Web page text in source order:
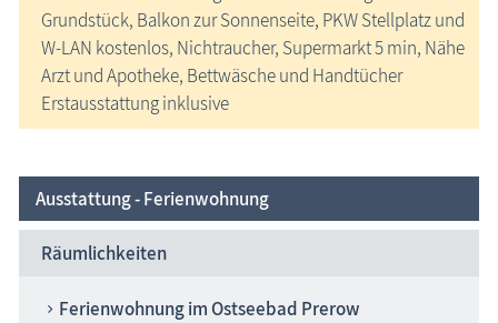
Grundstück, Balkon zur Sonnenseite, PKW Stellplatz und
W-LAN kostenlos, Nichtraucher, Supermarkt 5 min, Nähe
Arzt und Apotheke, Bettwäsche und Handtücher
Erstausstattung inklusive
Ausstattung - Ferienwohnung
Räumlichkeiten
Ferienwohnung im Ostseebad Prerow